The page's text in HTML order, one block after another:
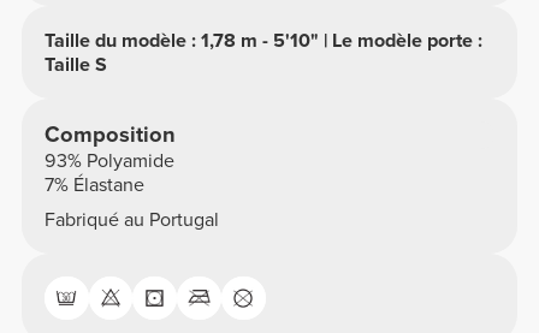
Taille du modèle : 1,78 m - 5'10" | Le modèle porte :
Taille S
Composition
93% Polyamide
7% Élastane
Fabriqué au Portugal